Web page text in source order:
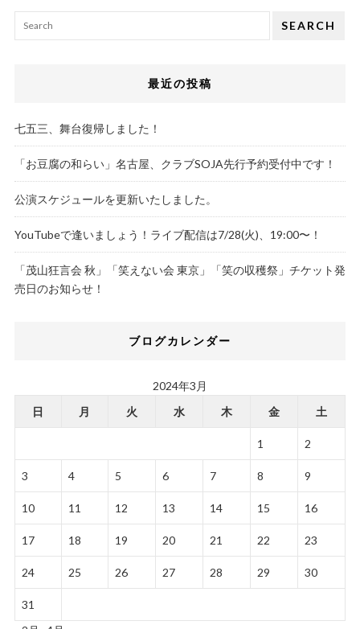
SEARCH
最近の投稿
七五三、舞台復帰しました！
「お豆腐の和らい」名古屋、クラブSOJA先行予約受付中です！
公演スケジュールを更新いたしました。
YouTubeで逢いましょう！ライブ配信は7/28(火)、19:00〜！
「茂山狂言会 秋」「笑えない会 東京」「笑の収穫祭」チケット発
売日のお知らせ！
ブログカレンダー
2024年3月
日
月 火 水 木 金 土
1 2
3 4 5 6 7 8 9
10 11 12 13 14 15 16
17 18 19 20 21 22 23
24 25 26 27 28 29 30
31